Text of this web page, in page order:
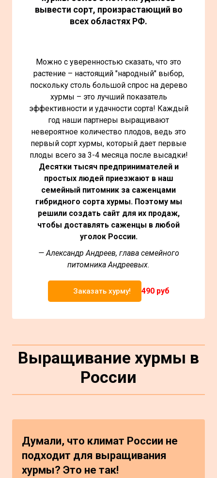
вывести сорт, произрастающий во
всех областях РФ.
Можно с уверенностью сказать, что это
растение – настоящий "народный" выбор,
поскольку столь большой спрос на дерево
хурмы – это лучший показатель
эффективности и удачности сорта! Каждый
год наши партнеры выращивают
невероятное количество плодов, ведь это
первый сорт хурмы, который дает первые
плоды всего за 3-4 месяца после высадки!
Десятки тысяч предпринимателей и
простых людей приезжают в наш
семейный питомник за саженцами
гибридного сорта хурмы. Поэтому мы
решили создать сайт для их продаж,
чтобы доставлять саженцы в любой
уголок России.
— Александр Андреев, глава семейного
питомника Андреевых.
Заказать хурму! 490 руб
Выращивание хурмы в
России
Думали, что климат России не
подходит для выращивания
хурмы? Это не так!